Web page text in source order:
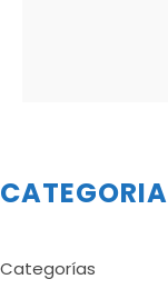
CATEGORIA
Categorías